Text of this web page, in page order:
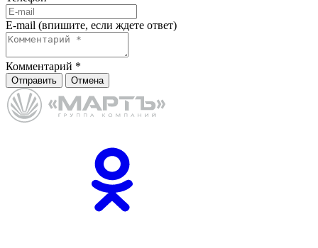
E-mail (впишите, если ждете ответ)
Комментарий *
Отправить Отмена